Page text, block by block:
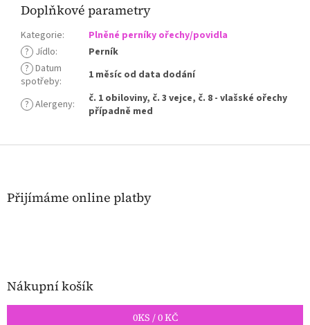
Doplňkové parametry
Kategorie:
Plněné perníky ořechy/povidla
? Jídlo:
Perník
? Datum
spotřeby: 1 měsíc od data dodání
? Alergeny:
č. 1 obiloviny, č. 3 vejce, č. 8 - vlašské ořechy
případně med
Z
Přijímáme online platby
Nákupní košík
0KS /0 KČ